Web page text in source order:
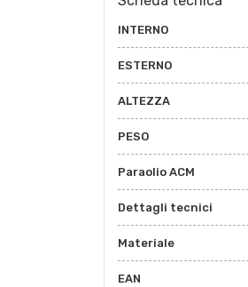
INTERNO
ESTERNO
ALTEZZA
PESO
Paraolio ACM
Dettagli tecnici
Materiale
EAN